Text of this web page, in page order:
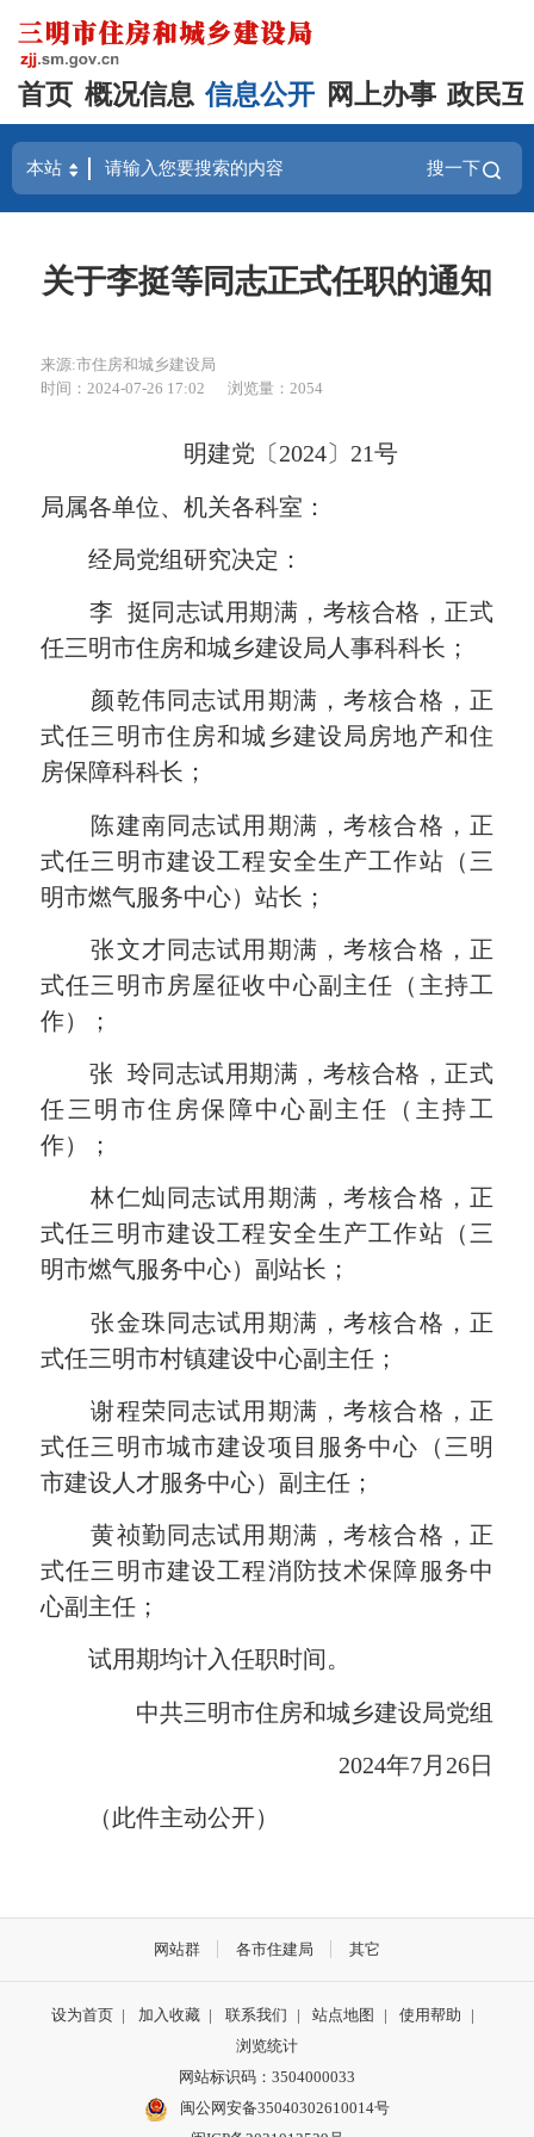
首页 概况信息 信息公开 网上办事 政民
搜一下
关于李挺等同志正式任职的通知
来源:市住房和城乡建设局
时间：2024-07-26 17:02
浏览量：2054
明建党〔2024〕21号
局属各单位、机关各科室：
经局党组研究决定：
李 挺同志试用期满，考核合格，正式
任三明市住房和城乡建设局人事科科长；
颜乾伟同志试用期满，考核合格，正
式任三明市住房和城乡建设局房地产和住
房保障科科长；
陈建南同志试用期满，考核合格，正
式任三明市建设工程安全生产工作站（三
明市燃气服务中心）站长；
张文才同志试用期满，考核合格，正
式任三明市房屋征收中心副主任（主持工
作）；
张 玲同志试用期满，考核合格，正式
任三明市住房保障中心副主任（主持工
作）；
林仁灿同志试用期满，考核合格，正
式任三明市建设工程安全生产工作站（三
明市燃气服务中心）副站长；
张金珠同志试用期满，考核合格，正
式任三明市村镇建设中心副主任；
谢程荣同志试用期满，考核合格，正
式任三明市城市建设项目服务中心（三明
市建设人才服务中心）副主任；
黄祯勤同志试用期满，考核合格，正
式任三明市建设工程消防技术保障服务中
心副主任；
试用期均计入任职时间。
中共三明市住房和城乡建设局党组
2024年7月26日
（此件主动公开）
网站群 各市住建局 其它
设为首页 | 加入收藏 | 联系我们 | 站点地图 | 使用帮助
|
浏览统计
网站标识码：3504000033
闽公网安备35040302610014号